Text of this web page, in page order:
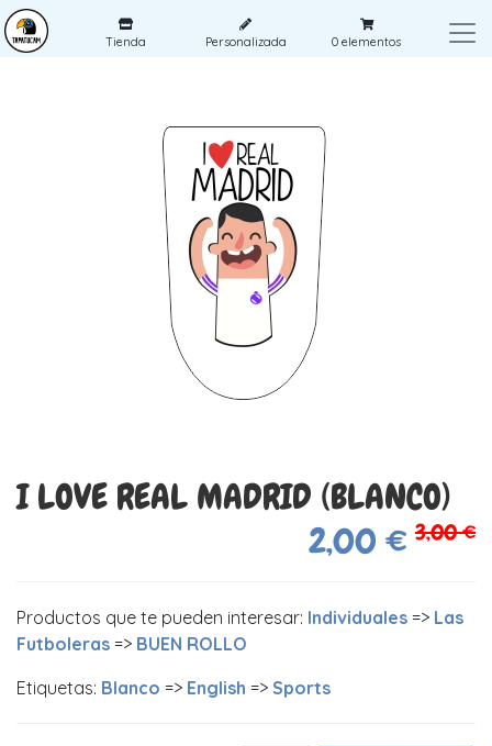
Tienda Personalizada 0 elementos
I LOVE REAL MADRID (BLANCO)
2,00 € 3,00 €
Productos que te pueden interesar: Individuales => Las
Futboleras => BUEN ROLLO
Etiquetas: Blanco => English => Sports